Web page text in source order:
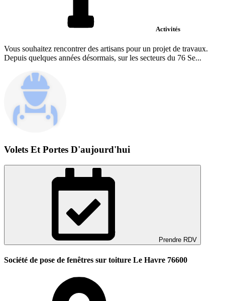
Activités
Vous souhaitez rencontrer des artisans pour un projet de travaux.
Depuis quelques années désormais, sur les secteurs du 76 Se...
Volets Et Portes D'aujourd'hui
Prendre RDV
Société de pose de fenêtres sur toiture Le Havre 76600